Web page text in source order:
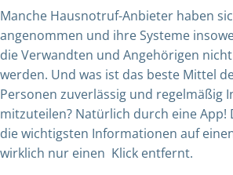
Manche Hausnotruf-Anbieter haben
angenommen und ihre Systeme
die Verwandten und Angehörigen
werden. Und was ist das beste Mittel
Personen zuverlässig und regelmäßig
mitzuteilen? Natürlich durch eine App!
die wichtigsten Informationen auf
wirklich nur einen Klick entfernt.